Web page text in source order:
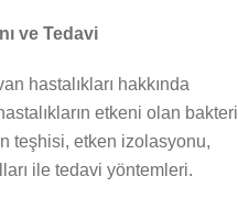
ve Tedavi
hastalıkları hakkında
etkeni olan bakteri
teşhisi, etken izolasyonu,
ile tedavi yöntemleri.